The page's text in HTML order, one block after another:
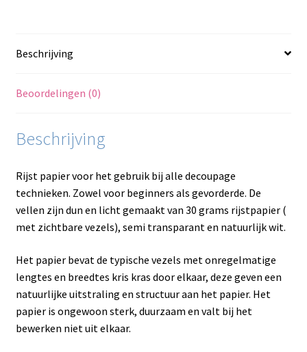
Beschrijving
Beoordelingen (0)
Beschrijving
Rijst papier voor het gebruik bij alle decoupage
technieken. Zowel voor beginners als gevorderde. De
vellen zijn dun en licht gemaakt van 30 grams rijstpapier (
met zichtbare vezels), semi transparant en natuurlijk wit.
Het papier bevat de typische vezels met onregelmatige
lengtes en breedtes kris kras door elkaar, deze geven een
natuurlijke uitstraling en structuur aan het papier. Het
papier is ongewoon sterk, duurzaam en valt bij het
bewerken niet uit elkaar.